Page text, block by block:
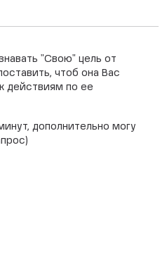
"Свою" цель от
чтоб она Вас
действиям по ее
дополнительно могу